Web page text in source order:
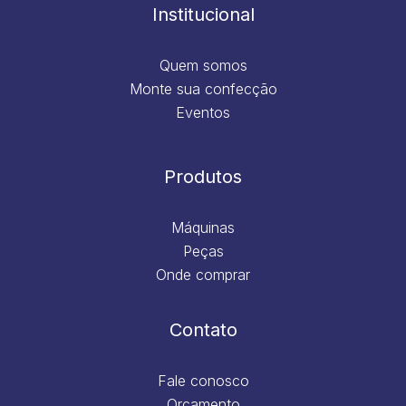
m
Institucional
Quem somos
Monte sua confecção
Eventos
Produtos
Máquinas
Peças
Onde comprar
Contato
Fale conosco